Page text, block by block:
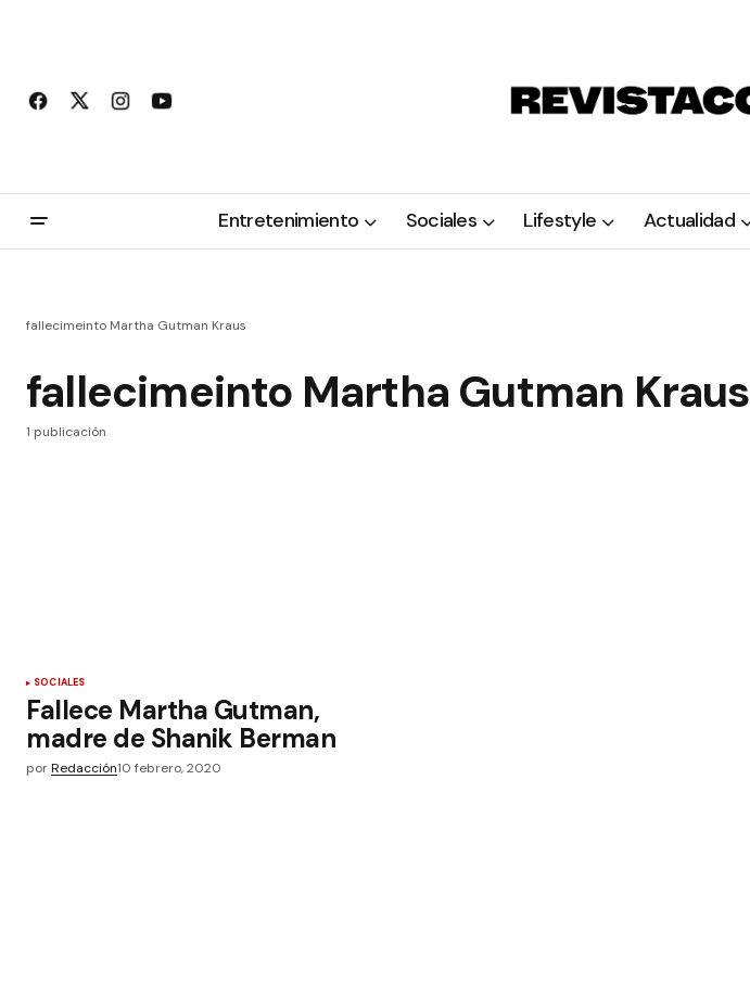
Entretenimiento Sociales Lifestyle Actualidad
fallecimeinto Martha Gutman Kraus
fallecimeinto Martha Gutman Kraus
1 publicación
SOCIALES
Fallece Martha Gutman,
madre de Shanik Berman
porRedacción10 febrero, 2020